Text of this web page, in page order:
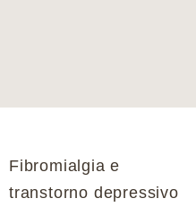
Fibromialgia e
transtorno depressivo